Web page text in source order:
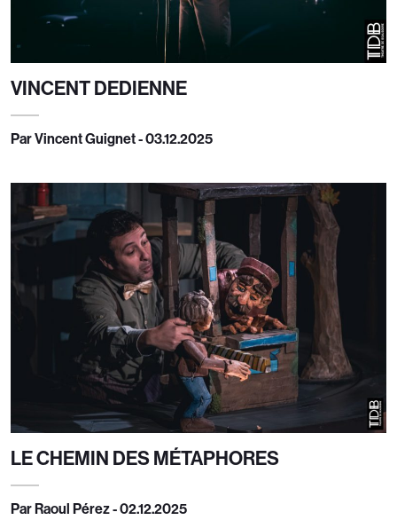
VINCENT DEDIENNE
Par Vincent Guignet - 03.12.2025
LE CHEMIN DES MÉTAPHORES
Par Raoul Pérez - 02.12.2025